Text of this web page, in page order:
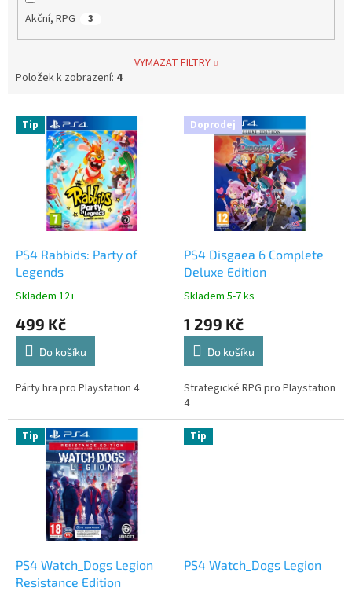
Akční, RPG 3
VYMAZAT FILTRY
Položek k zobrazení: 4
V Tip
PS4 Rabbids: Party of
Legends
Skladem 12+
499 Kč
Do košíku
Párty hra pro Playstation 4
Doprodej
PS4 Disgaea 6 Complete
Deluxe Edition
Skladem 5-7 ks
1 299 Kč
Do košíku
Strategické RPG pro Playstation
4
Tip
PS4 Watch_Dogs Legion
Resistance Edition
Tip
PS4 Watch_Dogs Legion